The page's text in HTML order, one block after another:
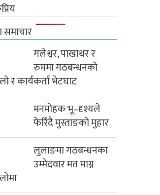
समाचार
गलेश्वर, पाखाथर र
रुममा गठबन्धनको
र कार्यकर्ता भेटघाट
मनमोहक भू–दृश्यले
फेरिँदै मुस्ताङको मुहार
लुलाङमा गठबन्धनका
उम्मेदवार मत माग्न